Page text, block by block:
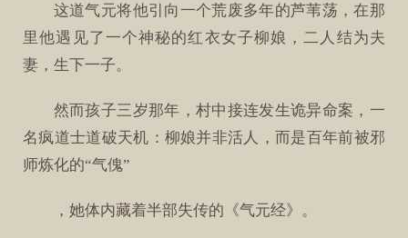
这道气元将他引向一个荒废多年的芦苇荡，在那
里他遇见了一个神秘的红衣女子柳娘，二人结为夫
妻，生下一子。
然而孩子三岁那年，村中接连发生诡异命案，一
名疯道士道破天机：柳娘并非活人，而是百年前被邪
师炼化的“气傀”
，她体内藏着半部失传的《气元经》。